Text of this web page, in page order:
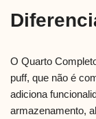
O Quarto
puff, que não é
adiciona
armazenamento,